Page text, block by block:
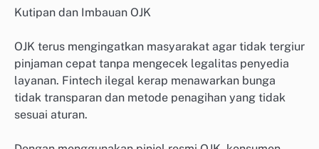
Kutipan dan Imbauan OJK
OJK terus mengingatkan masyarakat agar tidak tergiur
pinjaman cepat tanpa mengecek legalitas penyedia
layanan. Fintech ilegal kerap menawarkan bunga
tidak transparan dan metode penagihan yang tidak
sesuai aturan.